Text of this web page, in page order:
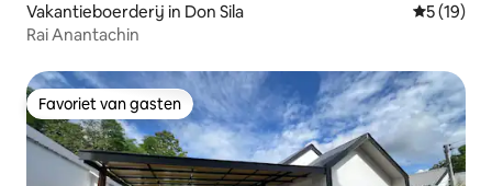
Vakantieboerderij in Don Sila
5 (19)
Rai Anantachin
Favoriet van gasten
Favoriet van gasten